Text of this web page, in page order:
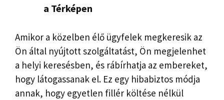
a Térképen
Amikor a közelben élő ügyfelek megkeresik az
Ön által nyújtott szolgáltatást, Ön megjelenhet
a helyi keresésben, és rábírhatja az embereket,
hogy látogassanak el. Ez egy hibabiztos módja
annak, hogy egyetlen fillér költése nélkül